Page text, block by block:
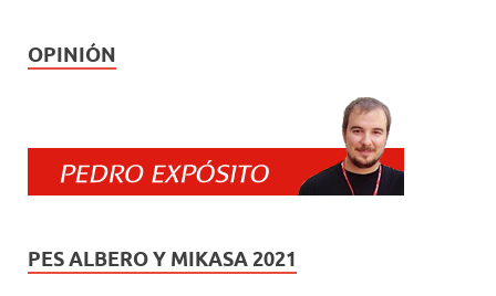
OPINIÓN
PES ALBERO Y MIKASA 2021